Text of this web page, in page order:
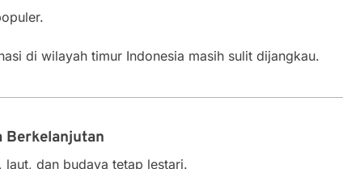
di wilayah timur Indonesia masih sulit dijangkau.
Berkelanjutan
laut, dan budaya tetap lestari.